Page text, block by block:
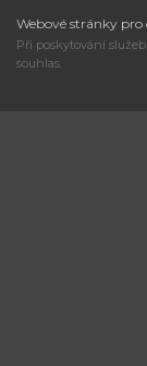
Webové stránky
Při poskytování
souhlas.